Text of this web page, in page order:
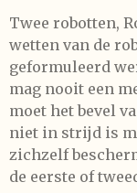
Twee robotten,
wetten van de
geformuleerd
mag nooit een
moet het bevel
niet in strijd is
zichzelf
de eerste of